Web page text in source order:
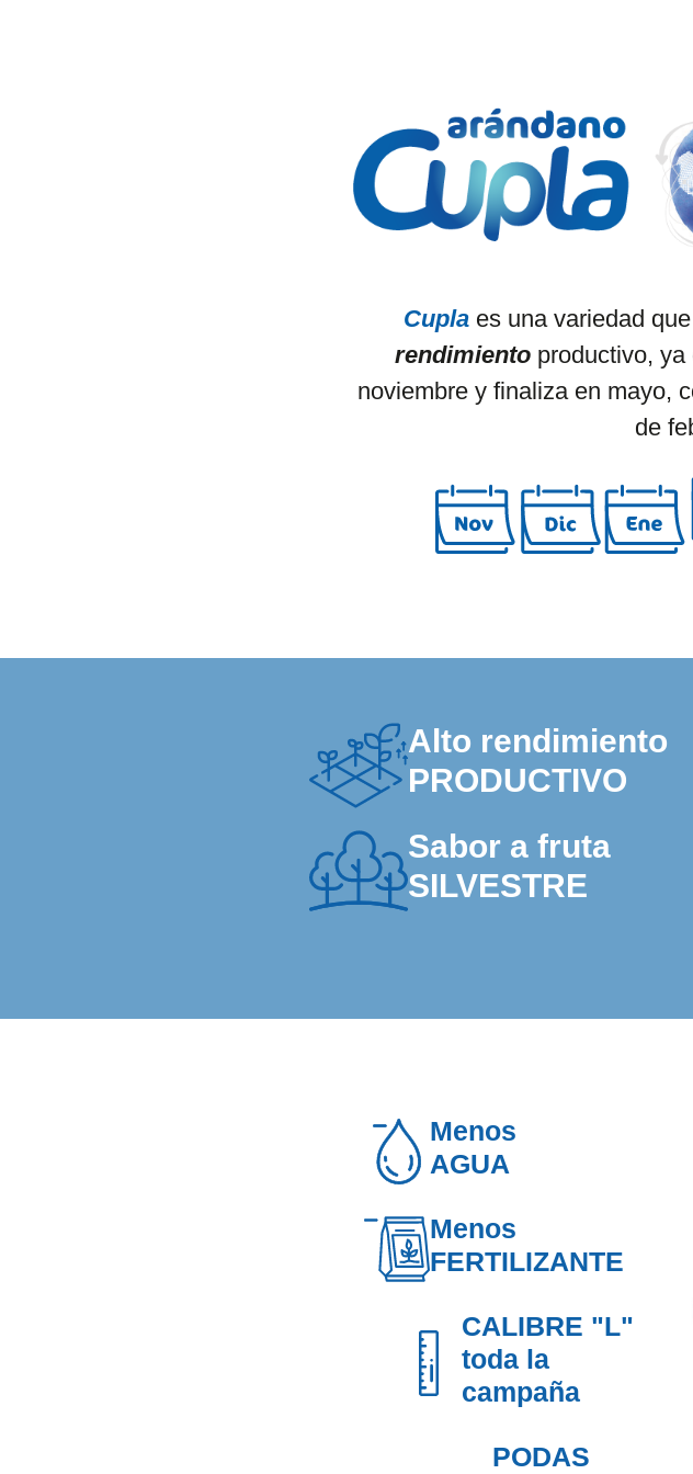
Cupla es una variedad
rendimientoproductivo, ya
noviembre y finaliza en mayo,
de
Alto rendimiento
PRODUCTIVO
Sabor a fruta
SILVESTRE
Menos
AGUA
Menos
FERTILIZANTE
CALIBRE "L"
toda la
campaña
PODAS